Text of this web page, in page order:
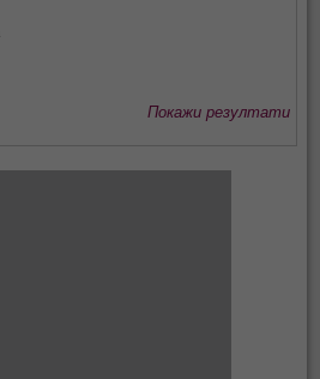
Покажи резултати